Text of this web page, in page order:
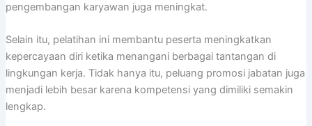
pengembangan karyawan juga meningkat.
Selain itu, pelatihan ini membantu peserta meningkatkan
kepercayaan diri ketika menangani berbagai tantangan di
lingkungan kerja. Tidak hanya itu, peluang promosi jabatan juga
menjadi lebih besar karena kompetensi yang dimiliki semakin
lengkap.